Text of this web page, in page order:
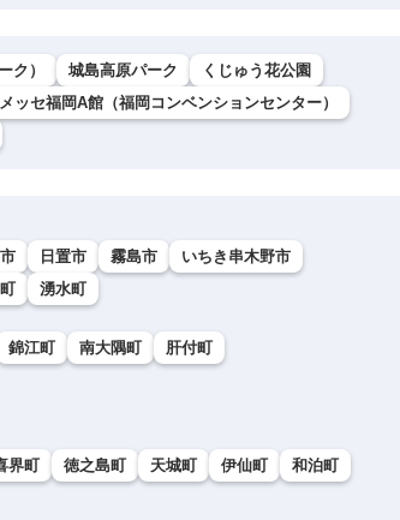
ク） 城島高原パーク
くじゅう花公園
ッセ福岡A館（福岡コンベンションセンター）
日置市 霧島市
いちき串木野市
湧水町
錦江町 南大隅町 肝付町
界町 徳之島町 天城町 伊仙町
和泊町